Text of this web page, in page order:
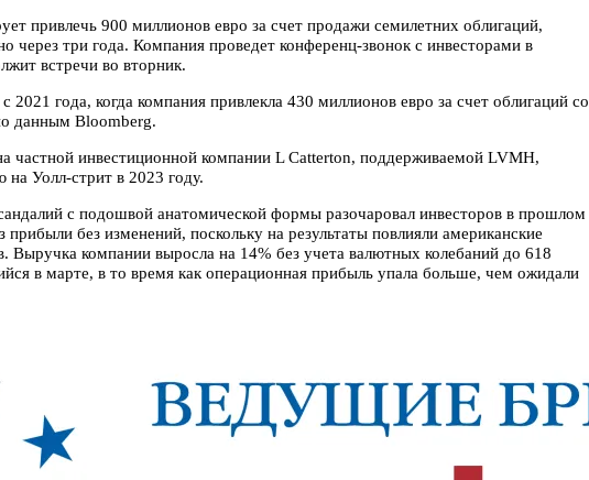
привлечь 900 миллионов евро за счет продажи семилетних облигаций,
через три года. Компания проведет конференц-звонок с инвесторами в
встречи во вторник.
2021 года, когда компания привлекла 430 миллионов евро за счет облигаций со
данным Bloomberg.
частной инвестиционной компании L Catterton, поддерживаемой LVMH,
на Уолл-стрит в 2023 году.
с подошвой анатомической формы разочаровал инвесторов в прошлом
без изменений, поскольку на результаты повлияли американские
Выручка компании выросла на 14% без учета валютных колебаний до 618
в марте, в то время как операционная прибыль упала больше, чем ожидали